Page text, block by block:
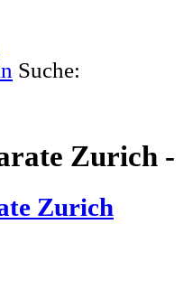
Suche:
Zurich
Zurich